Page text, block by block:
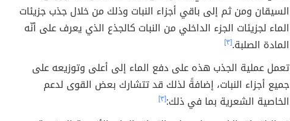
تعد الخاصية الشعرية (بالإنجليزية: Capillary Action)
من القوى
التي تستخدمها النباتات بغرض سحب الماء من الجذور إلى قمم
النبات، وتعرف الخاصية الشعرية بأنها حركة السائل على طول
سطح المادة صلبة التي تعمل على جذب الماء من الجذور إلى
السيقان ومن ثم إلى باقي أجزاء النبات وذلك من خلال جذب جزيئات
الماء لجزيئات الجزء الداخلي من النبات كالجذع الذي يعرف على أنّه
المادة الصلبة.[٣]